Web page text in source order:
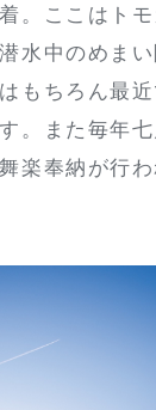
。ここはト
水中のめま
もちろん最
。また毎年
楽奉納が行わ